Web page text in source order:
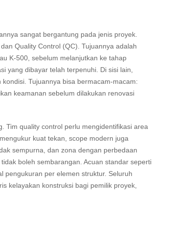
sangat bergantung pada jenis proyek.
Quality Control (QC). Tujuannya adalah
K-500, sebelum melanjutkan ke tahap
yang dibayar telah terpenuhi. Di sisi lain,
Tujuannya bisa bermacam-macam:
keamanan sebelum dilakukan renovasi
Tim quality control perlu mengidentifikasi area
kuat tekan, scope modern juga
sempurna, dan zona dengan perbedaan
boleh sembarangan. Acuan standar seperti
pengukuran per elemen struktur. Seluruh
kelayakan konstruksi bagi pemilik proyek,